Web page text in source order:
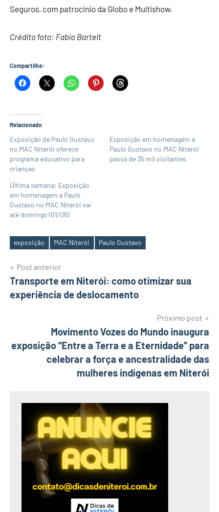
Seguros, com patrocínio da Globo e Multishow.
Crédito foto: Fabio Bartelt
Compartilhe:
Relacionado
Exposição de Paulo Gustavo
no MAC Niterói oferece
programa educativo para
crianças
Exposição em homenagem a
Paulo Gustavo no MAC Niterói
passa de 35 mil visitantes
Última semana: Exposição
em homenagem a Paulo
Gustavo no MAC Niterói vai
até domingo (01/06)
Tags
exposição MAC Niterói Paulo Gustavo
Navegação
de
Post anterior
Transporte em Niterói: como otimizar sua
experiência de deslocamento
Próximo post
Movimento Vozes do Mundo inaugura
exposição “Entre a Terra e a Eternidade” para
celebrar a força e ancestralidade das
mulheres indígenas em Niterói